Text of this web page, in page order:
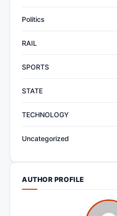
Politics
RAIL
SPORTS
STATE
TECHNOLOGY
Uncategorized
AUTHOR PROFILE